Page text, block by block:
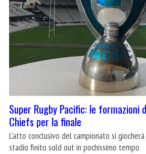
Super Rugby Pacific: le formazioni
Chiefs per la finale
L'atto conclusivo del campionato si
stadio finito sold out in pochissimo tempo